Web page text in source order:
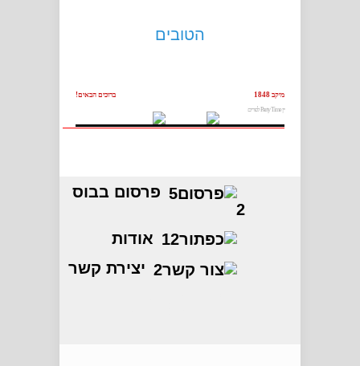
ברוכים הבאים! מיקב 1848
יין Party Time לפורים
פרסום בבוס
2
אודות
יצירת קשר